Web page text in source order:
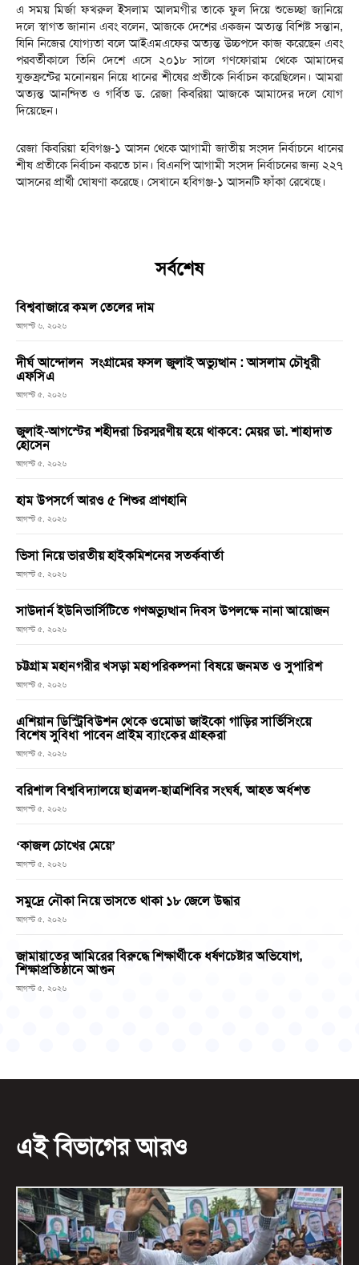
এ সময় মির্জা ফখরুল ইসলাম আলমগীর তাকে ফুল দিয়ে শুভেচ্ছা জানিয়ে
দলে স্বাগত জানান এবং বলেন, আজকে দেশের একজন অত্যন্ত বিশিষ্ট সন্তান,
যিনি নিজের যোগ্যতা বলে আইএমএফের অত্যন্ত উচ্চপদে কাজ করেছেন এবং
পরবর্তীকালে তিনি দেশে এসে ২০১৮ সালে গণফোরাম থেকে আমাদের
যুক্তফ্রন্টের মনোনয়ন নিয়ে ধানের শীষের প্রতীকে নির্বাচন করেছিলেন। আমরা
অত্যন্ত আনন্দিত ও গর্বিত ড. রেজা কিবরিয়া আজকে আমাদের দলে যোগ
দিয়েছেন।
রেজা কিবরিয়া হবিগঞ্জ-১ আসন থেকে আগামী জাতীয় সংসদ নির্বাচনে ধানের
শীষ প্রতীকে নির্বাচন করতে চান। বিএনপি আগামী সংসদ নির্বাচনের জন্য ২২৭
আসনের প্রার্থী ঘোষণা করেছে। সেখানে হবিগঞ্জ-১ আসনটি ফাঁকা রেখেছে।
সর্বশেষ
বিশ্ববাজারে কমল তেলের দাম
আগস্ট ৬, ২০২৬
দীর্ঘ আন্দোলন সংগ্রামের ফসল জুলাই অভ্যুত্থান : আসলাম চৌধুরী
এফসিএ
আগস্ট ৫, ২০২৬
জুলাই-আগস্টের শহীদরা চিরস্মরণীয় হয়ে থাকবে: মেয়র ডা. শাহাদাত
হোসেন
আগস্ট ৫, ২০২৬
হাম উপসর্গে আরও ৫ শিশুর প্রাণহানি
আগস্ট ৫, ২০২৬
ভিসা নিয়ে ভারতীয় হাইকমিশনের সতর্কবার্তা
আগস্ট ৫, ২০২৬
সাউদার্ন ইউনিভার্সিটিতে গণঅভ্যুত্থান দিবস উপলক্ষে নানা আয়োজন
আগস্ট ৫, ২০২৬
চট্টগ্রাম মহানগরীর খসড়া মহাপরিকল্পনা বিষয়ে জনমত ও সুপারিশ
আগস্ট ৫, ২০২৬
এশিয়ান ডিস্ট্রিবিউশন থেকে ওমোডা জাইকো গাড়ির সার্ভিসিংয়ে
বিশেষ সুবিধা পাবেন প্রাইম ব্যাংকের গ্রাহকরা
আগস্ট ৫, ২০২৬
বরিশাল বিশ্ববিদ্যালয়ে ছাত্রদল-ছাত্রশিবির সংঘর্ষ, আহত অর্ধশত
আগস্ট ৫, ২০২৬
‘কাজল চোখের মেয়ে’
আগস্ট ৫, ২০২৬
সমুদ্রে নৌকা নিয়ে ভাসতে থাকা ১৮ জেলে উদ্ধার
আগস্ট ৫, ২০২৬
জামায়াতের আমিরের বিরুদ্ধে শিক্ষার্থীকে ধর্ষণচেষ্টার অভিযোগ,
শিক্ষাপ্রতিষ্ঠানে আগুন
আগস্ট ৫, ২০২৬
এই বিভাগের আরও